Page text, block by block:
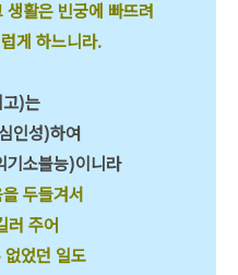
활은 빈궁에 빠뜨려
게 하느니라.
)는
인성)하여
소불능)이니라
두들겨서
러 주어
없었던 일도